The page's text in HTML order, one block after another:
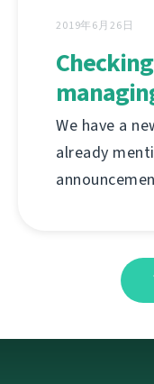
2019年6月26日
We have a
already